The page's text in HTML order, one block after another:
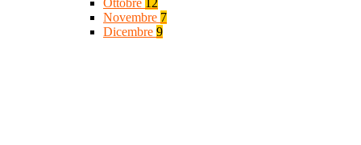
Ottobre 12
Novembre 7
Dicembre 9